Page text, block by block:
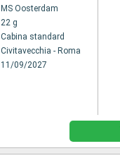
MS Oosterdam
22 g
Cabina standard
Civitavecchia - Roma
11/09/2027